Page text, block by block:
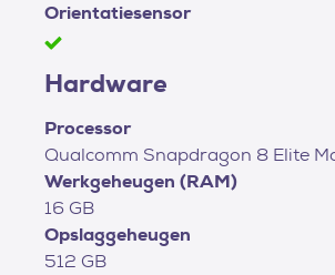
Orientatiesensor
Hardware
Processor
Qualcomm Snapdragon 8 Elite
Werkgeheugen (RAM)
16 GB
Opslaggeheugen
512 GB